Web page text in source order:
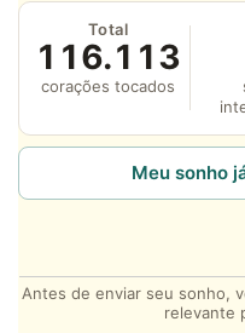
Total
116.113
corações tocados
Meu sonho
Antes de enviar seu sonho,
relevante